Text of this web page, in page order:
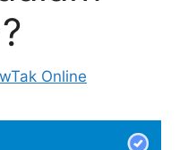
Online